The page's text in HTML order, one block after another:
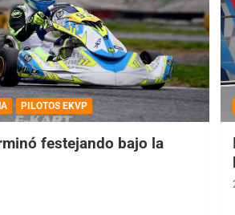
PILOTOS EKVP
festejando bajo la